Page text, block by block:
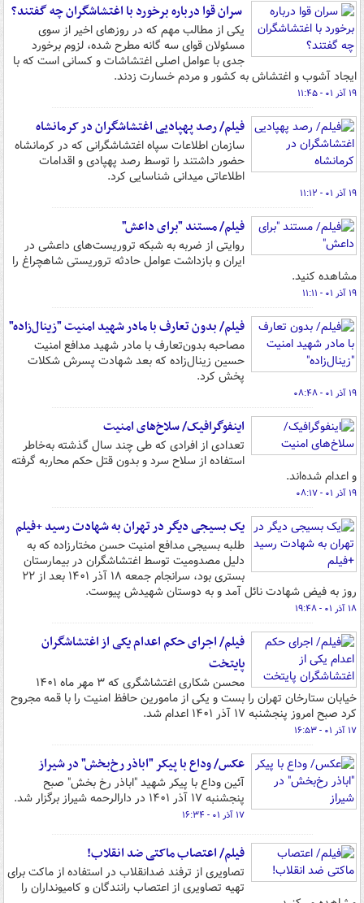
سران قوا درباره برخورد با اغتشاشگران چه گفتند؟
یکی از مطالب مهم که در روزهای اخیر از سوی
مسئولان قوای سه گانه مطرح شده، لزوم برخورد
جدی با عوامل اصلی اغتشاشات و کسانی است که با
ایجاد آشوب و اغتشاش به کشور و مردم خسارت زدند.
۱۹ آذر ۰۱ - ۱۱:۴۵
فیلم/ رصد پهپادیی اغتشاشگران در کرمانشاه
سازمان اطلاعات سپاه اغتشاشگرانی که در کرمانشاه
حضور داشتند را توسط رصد پهپادی و اقدامات
اطلاعاتی میدانی شناسایی کرد.
۱۹ آذر ۰۱ - ۱۱:۱۲
فیلم/ مستند "برای داعش"
روایتی از ضربه به شبکه تروریست‌های داعشی در
ایران و بازداشت عوامل حادثه تروریستی شاهچراغ را
مشاهده کنید.
۱۹ آذر ۰۱ - ۱۱:۱۱
فیلم/ بدون تعارف با مادر شهید امنیت "زینال‌زاده"
مصاحبه بدون‌تعارف با مادر شهید مدافع امنیت
حسین زینال‌زاده که بعد شهادت پسرش شکلات
پخش کرد.
۱۹ آذر ۰۱ - ۰۸:۴۸
اینفوگرافیک/ سلاخ‌های امنیت
تعدادی از افرادی که طی چند سال گذشته به‌خاطر
استفاده از سلاح سرد و بدون قتل حکم محاربه گرفته
و اعدام شده‌اند.
۱۹ آذر ۰۱ - ۰۸:۱۷
یک بسیجی دیگر در تهران به شهادت رسید +فیلم
طلبه بسیجی مدافع امنیت حسن مختارزاده که به
دلیل مصدومیت توسط اغتشاشگران در بیمارستان
بستری بود، سرانجام جمعه ۱۸ آذر ۱۴۰۱ بعد از ۲۲
روز به فیض شهادت نائل آمد و به دوستان شهیدش پیوست.
۱۸ آذر ۰۱ - ۱۹:۴۸
فیلم/ اجرای حکم اعدام یکی از اغتشاشگران
پایتخت
محسن شکاری اغتشاشگری که ۳ مهر ماه ۱۴۰۱
خیابان ستارخان تهران را بست و یکی از مامورین حافظ امنیت را با قمه مجروح
کرد صبح امروز پنجشنبه ۱۷ آذر ۱۴۰۱ اعدام شد.
۱۷ آذر ۰۱ - ۱۶:۵۳
عکس/ وداع با پیکر "اباذر رخ‌بخش" در شیراز
آئین وداع با پیکر شهید "اباذر رخ بخش" صبح
پنجشنبه ۱۷ آذر ۱۴۰۱ در دارالرحمه شیراز برگزار شد.
۱۷ آذر ۰۱ - ۱۶:۳۴
فیلم/ اعتصاب ماکتی ضد انقلاب!
تصاویری از ترفند ضدانقلاب در استفاده از ماکت برای
تهیه تصاویری از اعتصاب رانندگان و کامیونداران را